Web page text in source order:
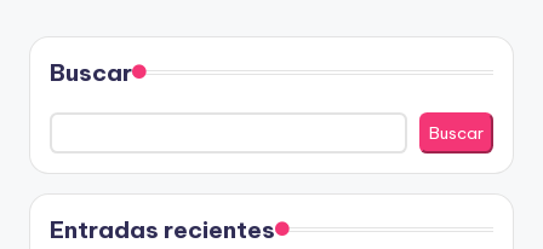
Buscar
Buscar
Entradas recientes